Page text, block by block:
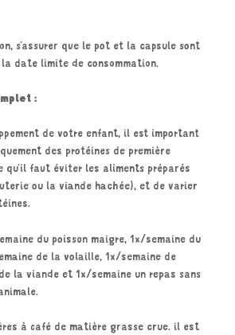
s’assurer que le pot et la capsule sont
date limite de consommation.
:
de votre enfant, il est important
des protéines de première
qu’il faut éviter les aliments préparés
ou la viande hachée), et de varier
du poisson maigre, 1x/semaine du
de la volaille, 1x/semaine de
la viande et 1x/semaine un repas sans
à café de matière grasse crue. il est